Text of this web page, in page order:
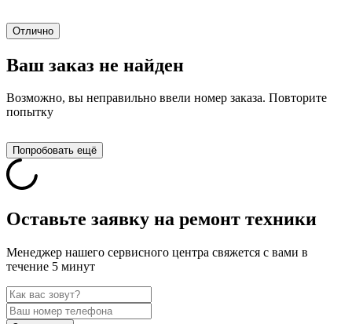
Отлично
Ваш заказ не найден
Возможно, вы неправильно ввели номер заказа. Повторите
попытку
Попробовать ещё
Оставьте заявку на ремонт техники
Менеджер нашего сервисного центра свяжется с вами в
течение 5 минут